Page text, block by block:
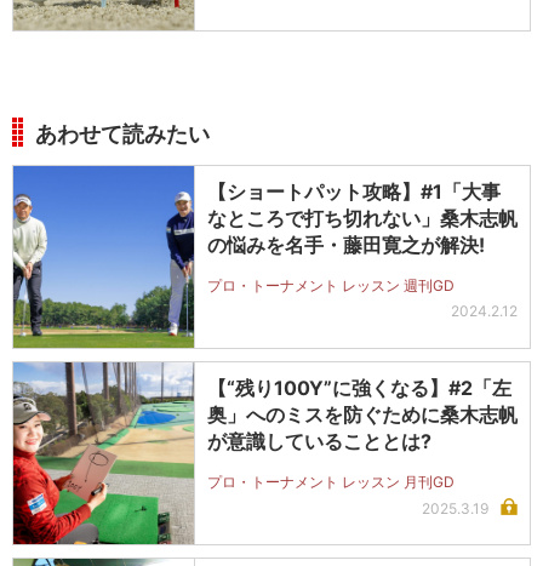
あわせて読みたい
【ショートパット攻略】#1「大事
なところで打ち切れない」桑木志帆
の悩みを名手・藤田寛之が解決!
プロ・トーナメント レッスン 週刊GD
2024.2.12
【“残り100Y”に強くなる】#2「左
奥」へのミスを防ぐために桑木志帆
が意識していることとは?
プロ・トーナメント レッスン 月刊GD
2025.3.19